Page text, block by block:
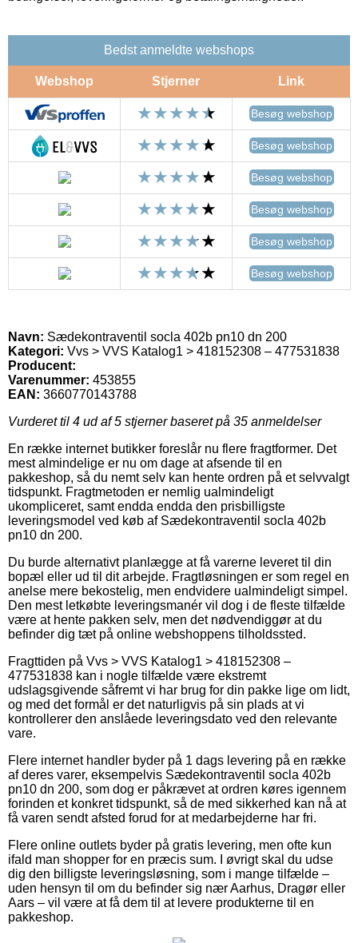
Bedst anmeldte webshops
Webshop Stjerner Link
Besøg webshop
Besøg webshop
Besøg webshop
Besøg webshop
Besøg webshop
Besøg webshop
Navn: Sædekontraventil socla 402b pn10 dn 200
Kategori: Vvs > VVS Katalog1 > 418152308 – 477531838
Producent:
Varenummer: 453855
EAN: 3660770143788
Vurderet til 4 ud af 5 stjerner baseret på 35 anmeldelser
En række internet butikker foreslår nu flere fragtformer. Det
mest almindelige er nu om dage at afsende til en
pakkeshop, så du nemt selv kan hente ordren på et selvvalgt
tidspunkt. Fragtmetoden er nemlig ualmindeligt
ukompliceret, samt endda endda den prisbilligste
leveringsmodel ved køb af Sædekontraventil socla 402b
pn10 dn 200.
Du burde alternativt planlægge at få varerne leveret til din
bopæl eller ud til dit arbejde. Fragtløsningen er som regel en
anelse mere bekostelig, men endvidere ualmindeligt simpel.
Den mest letkøbte leveringsmanér vil dog i de fleste tilfælde
være at hente pakken selv, men det nødvendiggør at du
befinder dig tæt på online webshoppens tilholdssted.
Fragttiden på Vvs > VVS Katalog1 > 418152308 –
477531838 kan i nogle tilfælde være ekstremt
udslagsgivende såfremt vi har brug for din pakke lige om lidt,
og med det formål er det naturligvis på sin plads at vi
kontrollerer den anslåede leveringsdato ved den relevante
vare.
Flere internet handler byder på 1 dags levering på en række
af deres varer, eksempelvis Sædekontraventil socla 402b
pn10 dn 200, som dog er påkrævet at ordren køres igennem
forinden et konkret tidspunkt, så de med sikkerhed kan nå at
få varen sendt afsted forud for at medarbejderne har fri.
Flere online outlets byder på gratis levering, men ofte kun
ifald man shopper for en præcis sum. I øvrigt skal du udse
dig den billigste leveringsløsning, som i mange tilfælde –
uden hensyn til om du befinder sig nær Aarhus, Dragør eller
Aars – vil være at få dem til at levere produkterne til en
pakkeshop.